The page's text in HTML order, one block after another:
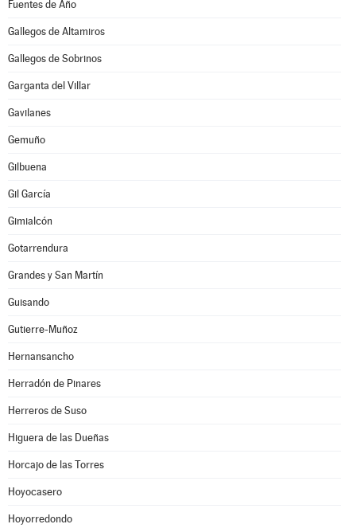
Fuentes de Año
Gallegos de Altamiros
Gallegos de Sobrinos
Garganta del Villar
Gavilanes
Gemuño
Gilbuena
Gil García
Gimialcón
Gotarrendura
Grandes y San Martín
Guisando
Gutierre-Muñoz
Hernansancho
Herradón de Pinares
Herreros de Suso
Higuera de las Dueñas
Horcajo de las Torres
Hoyocasero
Hoyorredondo